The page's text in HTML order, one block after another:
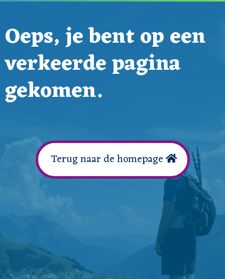
Oeps, je bent op een
verkeerde pagina
gekomen.
Terug naar de homepage